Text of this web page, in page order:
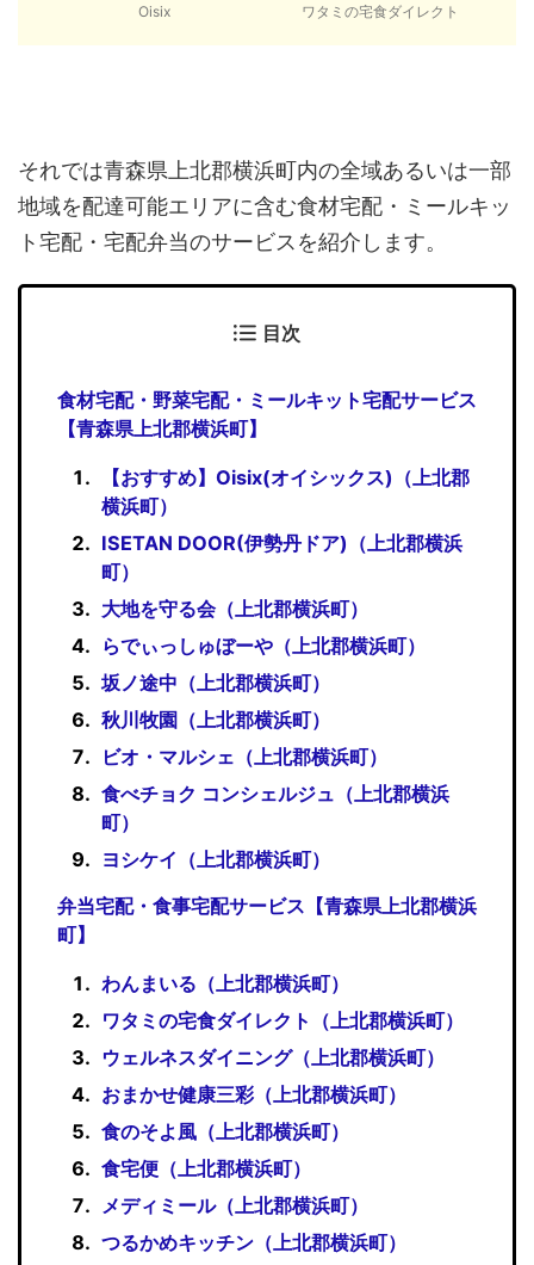
Oisix ワタミの宅食ダイレクト
それでは青森県上北郡横浜町内の全域あるいは一部
地域を配達可能エリアに含む食材宅配・ミールキッ
ト宅配・宅配弁当のサービスを紹介します。
目次
食材宅配・野菜宅配・ミールキット宅配サービス
【青森県上北郡横浜町】
【おすすめ】Oisix(オイシックス)（上北郡
横浜町）
ISETAN DOOR(伊勢丹ドア)（上北郡横浜
町）
大地を守る会（上北郡横浜町）
らでぃっしゅぼーや（上北郡横浜町）
坂ノ途中（上北郡横浜町）
秋川牧園（上北郡横浜町）
ビオ・マルシェ（上北郡横浜町）
食べチョク コンシェルジュ（上北郡横浜
町）
ヨシケイ（上北郡横浜町）
弁当宅配・食事宅配サービス【青森県上北郡横浜
町】
わんまいる（上北郡横浜町）
ワタミの宅食ダイレクト（上北郡横浜町）
ウェルネスダイニング（上北郡横浜町）
おまかせ健康三彩（上北郡横浜町）
食のそよ風（上北郡横浜町）
食宅便（上北郡横浜町）
メディミール（上北郡横浜町）
つるかめキッチン（上北郡横浜町）